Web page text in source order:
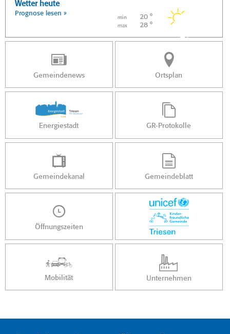
Wetter heute
Prognose lesen »
min 20 °
max 28 °
Gemeindenews Ortsplan
Energiestadt GR-Protokolle
Gemeindekanal Gemeindeblatt
Öffnungszeiten
Mobilität Unternehmen